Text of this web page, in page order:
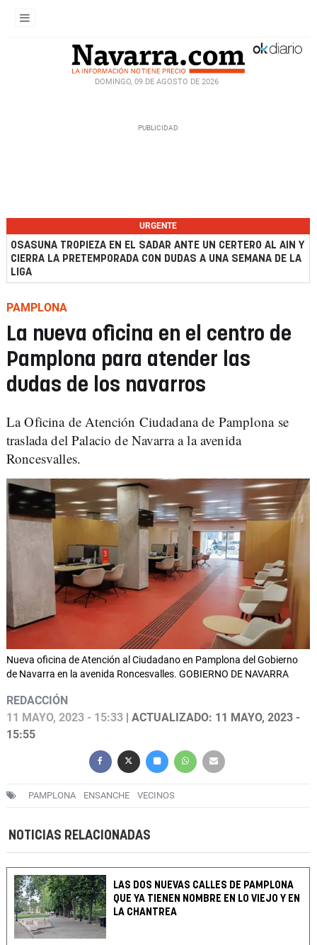
DOMINGO, 09 DE AGOSTO DE 2026
URGENTE
OSASUNA TROPIEZA EN EL SADAR ANTE UN CERTERO AL AIN Y
CIERRA LA PRETEMPORADA CON DUDAS A UNA SEMANA DE LA
LIGA
PAMPLONA
La nueva oficina en el centro de
Pamplona para atender las
dudas de los navarros
La Oficina de Atención Ciudadana de Pamplona se
traslada del Palacio de Navarra a la avenida
Roncesvalles.
Nueva oficina de Atención al Ciudadano en Pamplona del Gobierno
de Navarra en la avenida Roncesvalles. GOBIERNO DE NAVARRA
REDACCIÓN
11 MAYO, 2023 - 15:33 | ACTUALIZADO: 11 MAYO, 2023 -
15:55
PAMPLONA ENSANCHE VECINOS
NOTICIAS RELACIONADAS
LAS DOS NUEVAS CALLES DE PAMPLONA
QUE YA TIENEN NOMBRE EN LO VIEJO Y EN
LA CHANTREA